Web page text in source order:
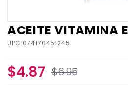
ACEITE VITAMINA E
UPC:074170451245
$4.87 $6.95